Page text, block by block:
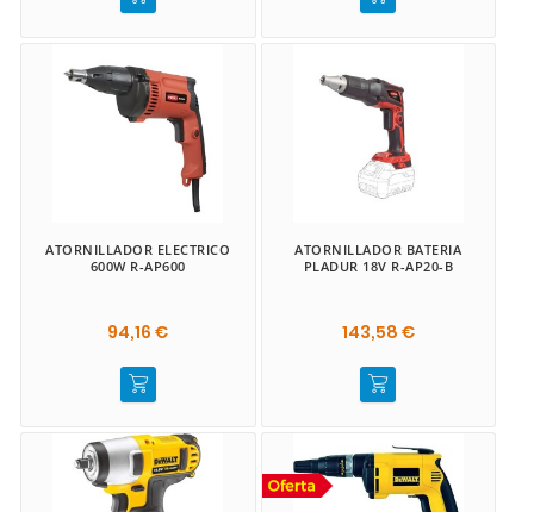
ATORNILLADOR ELECTRICO
600W R-AP600
94,16 €
ATORNILLADOR BATERIA
PLADUR 18V R-AP20-B
143,58 €